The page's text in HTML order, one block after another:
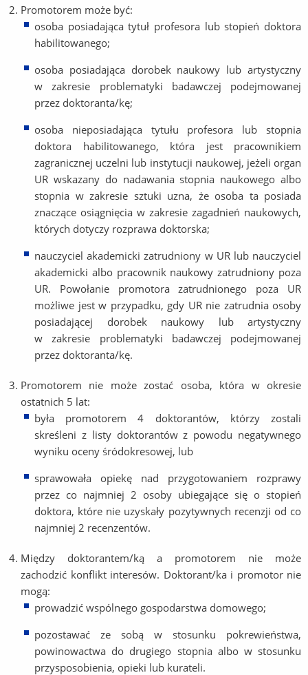
Promotorem może być:
osoba posiadająca tytuł profesora lub stopień doktora
habilitowanego;
osoba posiadająca dorobek naukowy lub artystyczny
w zakresie problematyki badawczej podejmowanej
przez doktoranta/kę;
osoba nieposiadająca tytułu profesora lub stopnia
doktora habilitowanego, która jest pracownikiem
zagranicznej uczelni lub instytucji naukowej, jeżeli organ
UR wskazany do nadawania stopnia naukowego albo
stopnia w zakresie sztuki uzna, że osoba ta posiada
znaczące osiągnięcia w zakresie zagadnień naukowych,
których dotyczy rozprawa doktorska;
nauczyciel akademicki zatrudniony w UR lub nauczyciel
akademicki albo pracownik naukowy zatrudniony poza
UR. Powołanie promotora zatrudnionego poza UR
możliwe jest w przypadku, gdy UR nie zatrudnia osoby
posiadającej dorobek naukowy lub artystyczny
w zakresie problematyki badawczej podejmowanej
przez doktoranta/kę.
Promotorem nie może zostać osoba, która w okresie
ostatnich 5 lat:
była promotorem 4 doktorantów, którzy zostali
skreśleni z listy doktorantów z powodu negatywnego
wyniku oceny śródokresowej, lub
sprawowała opiekę nad przygotowaniem rozprawy
przez co najmniej 2 osoby ubiegające się o stopień
doktora, które nie uzyskały pozytywnych recenzji od co
najmniej 2 recenzentów.
Między doktorantem/ką a promotorem nie może
zachodzić konflikt interesów. Doktorant/ka i promotor nie
mogą:
prowadzić wspólnego gospodarstwa domowego;
pozostawać ze sobą w stosunku pokrewieństwa,
powinowactwa do drugiego stopnia albo w stosunku
przysposobienia, opieki lub kurateli.